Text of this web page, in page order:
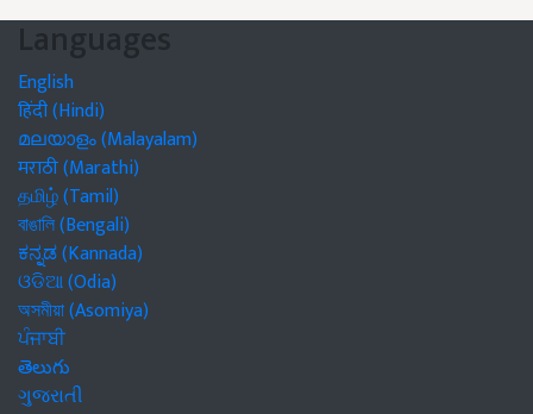
Languages
English
हिंदी (Hindi)
മലയാളം (Malayalam)
मराठी (Marathi)
தமிழ் (Tamil)
বাঙালি (Bengali)
ಕನ್ನಡ (Kannada)
ଓଡିଆ (Odia)
অসমীয়া (Asomiya)
ਪੰਜਾਬੀ
తెలుగు
ગુજરાતી